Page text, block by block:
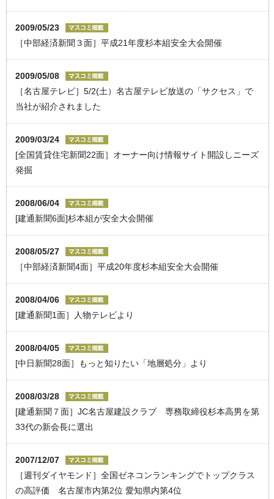
2009/05/23
［中部経済新聞３面］平成21年度杉本組安全大会開催
2009/05/08
［名古屋テレビ］5/2(土）名古屋テレビ放送の「サクセス」で
当社が紹介されました
2009/03/24
[全国賃貸住宅新聞22面］オーナー向け情報サイト開設しニーズ
発掘
2008/06/04
[建通新聞6面]杉本組が安全大会開催
2008/05/27
［中部経済新聞4面］平成20年度杉本組安全大会開催
2008/04/06
[建通新聞1面］人物テレビより
2008/04/05
[中日新聞28面］もっと知りたい「地層処分」より
2008/03/28
[建通新聞７面］JC名古屋建設クラブ 専務取締役杉本高男を第
33代の新会長に選出
2007/12/07
［週刊ダイヤモンド］全国ゼネコンランキングでトップクラス
の高評価 名古屋市内第2位 愛知県内第4位